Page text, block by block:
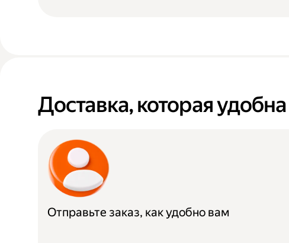
Доставка, которая
Отправьте заказ, как удобно вам